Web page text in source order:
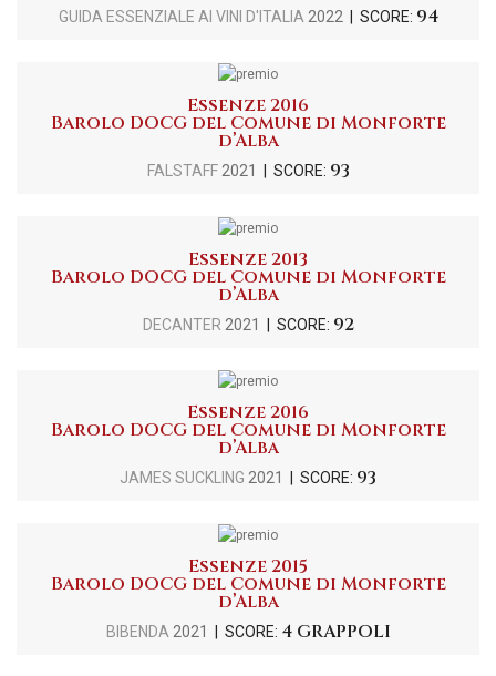
GUIDA ESSENZIALE AI VINI D'ITALIA 2022 | SCORE: 94
Essenze 2016
Barolo DOCG del Comune di Monforte
d’Alba
FALSTAFF 2021 | SCORE: 93
Essenze 2013
Barolo DOCG del Comune di Monforte
d’Alba
DECANTER 2021 | SCORE: 92
Essenze 2016
Barolo DOCG del Comune di Monforte
d’Alba
JAMES SUCKLING 2021 | SCORE: 93
Essenze 2015
Barolo DOCG del Comune di Monforte
d’Alba
BIBENDA2021 | SCORE: 4 GRAPPOLI